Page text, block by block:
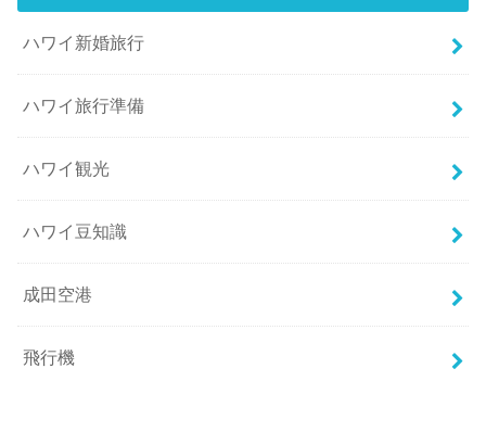
ハワイ新婚旅行
ハワイ旅行準備
ハワイ観光
ハワイ豆知識
成田空港
飛行機